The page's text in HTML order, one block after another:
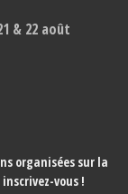
& 22 août
organisées sur la
inscrivez-vous !